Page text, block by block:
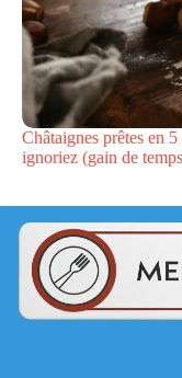
Châtaignes prêtes en
ignoriez (gain de